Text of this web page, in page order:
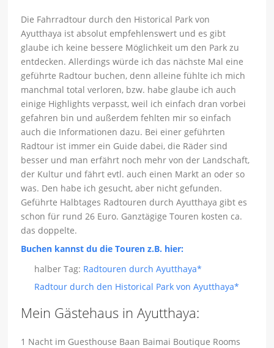
Die Fahrradtour durch den Historical Park von
Ayutthaya ist absolut empfehlenswert und es gibt
glaube ich keine bessere Möglichkeit um den Park zu
entdecken. Allerdings würde ich das nächste Mal eine
geführte Radtour buchen, denn alleine fühlte ich mich
manchmal total verloren, bzw. habe glaube ich auch
einige Highlights verpasst, weil ich einfach dran vorbei
gefahren bin und außerdem fehlten mir so einfach
auch die Informationen dazu. Bei einer geführten
Radtour ist immer ein Guide dabei, die Räder sind
besser und man erfährt noch mehr von der Landschaft,
der Kultur und fährt evtl. auch einen Markt an oder so
was. Den habe ich gesucht, aber nicht gefunden.
Geführte Halbtages Radtouren durch Ayutthaya gibt es
schon für rund 26 Euro. Ganztägige Touren kosten ca.
das doppelte.
Buchen kannst du die Touren z.B. hier:
halber Tag: Radtouren durch Ayutthaya*
Radtour durch den Historical Park von Ayutthaya*
Mein Gästehaus in Ayutthaya:
1 Nacht im Guesthouse Baan Baimai Boutique Rooms